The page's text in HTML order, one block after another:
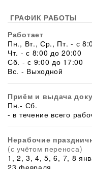
ГРАФИК РАБОТЫ
Работает
Пн., Вт., Ср., Пт. - с
Чт. - с 8:00 до 20:00
Сб. - с 9:00 до 17:00
Вс. - Выходной
Приём и выдача
Пн.- Сб.
- в течение всего
Нерабочие
(с учётом переноса)
1, 2, 3, 4, 5, 6, 7, 8